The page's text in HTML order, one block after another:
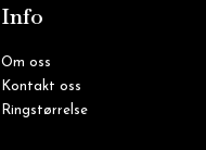
Info
Om oss
Kontakt oss
Ringstørrelse